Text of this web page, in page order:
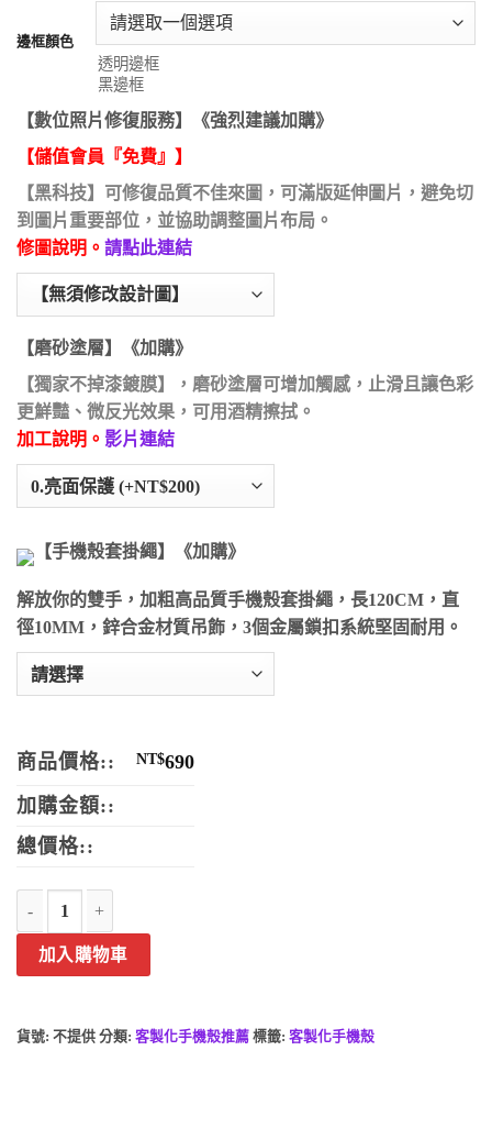
邊框顏色
【數位照片修復服務】《強烈建議加購》
【儲值會員『免費』】
【黑科技】可修復品質不佳來圖，可滿版延伸圖片，避免切
到圖片重要部位，並協助調整圖片布局。
修圖說明。 請點此連結
【磨砂塗層】《加購》
【獨家不掉漆鍍膜】，磨砂塗層可增加觸感，止滑且讓色彩
更鮮豔、微反光效果，可用酒精擦拭。
加工說明。 影片連結
【手機殼套掛繩】《加購》
解放你的雙手，加粗高品質手機殼套掛繩，長120CM，直
徑10MM，鋅合金材質吊飾，3個金屬鎖扣系統堅固耐用。
商品價格:: NT$690
加購金額::
總價格::
SONY特殊鎧甲手機殼-客製化手機殼照片手機殼來圖印刷訂製殼面硬
加入購物車
貨號: 不提供 分類: 客製化手機殼推薦 標籤: 客製化手機殼